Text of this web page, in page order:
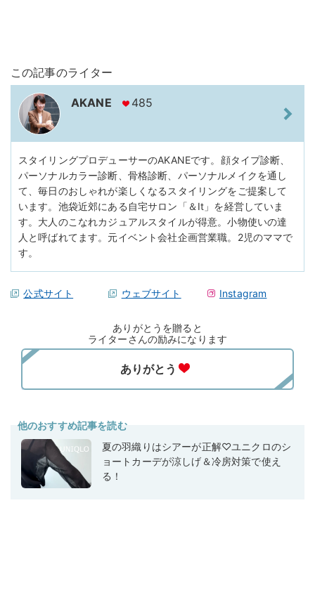
この記事のライター
AKANE 485
スタイリングプロデューサーのAKANEです。顔タイプ診断、
パーソナルカラー診断、骨格診断、パーソナルメイクを通し
て、毎日のおしゃれが楽しくなるスタイリングをご提案して
います。池袋近郊にある自宅サロン「＆It」を経営していま
す。大人のこなれカジュアルスタイルが得意。小物使いの達
人と呼ばれてます。元イベント会社企画営業職。2児のママで
す。
公式サイト ウェブサイト Instagram
ありがとうを贈ると
ライターさんの励みになります
他のおすすめ記事を読む
夏の羽織りはシアーが正解♡ユニクロのシ
ョートカーデが涼しげ＆冷房対策で使え
る！